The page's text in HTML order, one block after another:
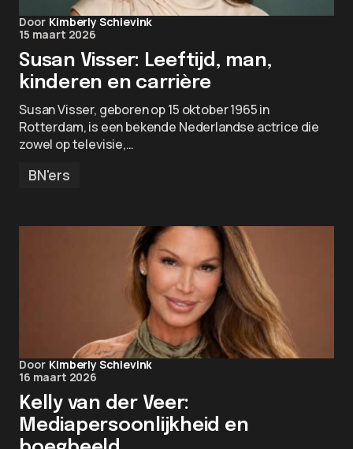
Door Kimberly Schievink
15 maart 2026
Susan Visser: Leeftijd, man,
kinderen en carrière
Susan Visser, geboren op 15 oktober 1965 in
Rotterdam, is een bekende Nederlandse actrice die
zowel op televisie,…
BN'ers
Door Kimberly Schievink
16 maart 2026
Kelly van der Veer:
Mediapersoonlijkheid en